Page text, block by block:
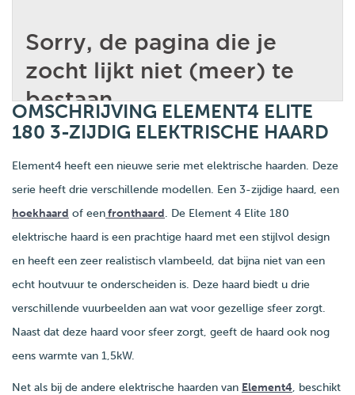
OMSCHRIJVING ELEMENT4 ELITE
180 3-ZIJDIG ELEKTRISCHE HAARD
Element4 heeft een nieuwe serie met elektrische haarden. Deze
serie heeft drie verschillende modellen. Een 3-zijdige haard, een
hoekhaard of eenfronthaard. De Element 4 Elite 180
elektrische haard is een prachtige haard met een stijlvol design
en heeft een zeer realistisch vlambeeld, dat bijna niet van een
echt houtvuur te onderscheiden is. Deze haard biedt u drie
verschillende vuurbeelden aan wat voor gezellige sfeer zorgt.
Naast dat deze haard voor sfeer zorgt, geeft de haard ook nog
eens warmte van 1,5kW.
Net als bij de andere elektrische haarden van Element4, beschikt